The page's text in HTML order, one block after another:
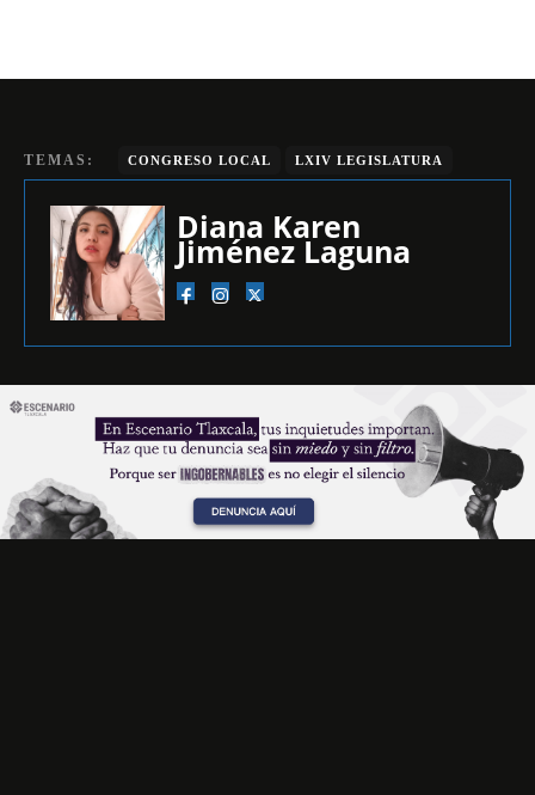
TEMAS: CONGRESO LOCAL LXIV LEGISLATURA
Diana Karen
Jiménez Laguna